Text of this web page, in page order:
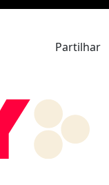
Partilhar